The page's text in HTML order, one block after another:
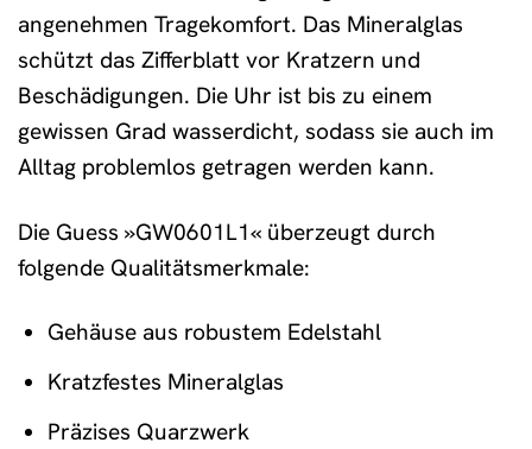
angenehmen Tragekomfort. Das Mineralglas
schützt das Zifferblatt vor Kratzern und
Beschädigungen. Die Uhr ist bis zu einem
gewissen Grad wasserdicht, sodass sie auch im
Alltag problemlos getragen werden kann.
Die Guess »GW0601L1« überzeugt durch
folgende Qualitätsmerkmale:
Gehäuse aus robustem Edelstahl
Kratzfestes Mineralglas
Präzises Quarzwerk